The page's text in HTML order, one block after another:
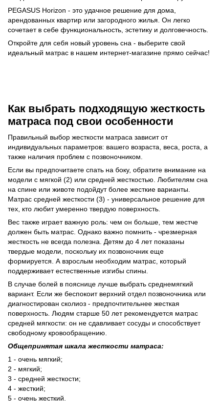
PEGASUS Horizon - это удачное решение для дома,
арендованных квартир или загородного жилья. Он легко
сочетает в себе функциональность, эстетику и долговечность.
Откройте для себя новый уровень сна - выберите свой
идеальный матрас в нашем интернет-магазине прямо сейчас!
Как выбрать подходящую жесткость
матраса под свои особенности
Правильный выбор жесткости матраса зависит от
индивидуальных параметров: вашего возраста, веса, роста, а
также наличия проблем с позвоночником.
Если вы предпочитаете спать на боку, обратите внимание на
модели с мягкой (2) или средней жесткостью. Любителям сна
на спине или животе подойдут более жесткие варианты.
Матрас средней жесткости (3) - универсальное решение для
тех, кто любит умеренно твердую поверхность.
Вес также играет важную роль: чем он больше, тем жестче
должен быть матрас. Однако важно помнить - чрезмерная
жесткость не всегда полезна. Детям до 4 лет показаны
твердые модели, поскольку их позвоночник еще
формируется. А взрослым необходим матрас, который
поддерживает естественные изгибы спины.
В случае болей в пояснице лучше выбрать среднемягкий
вариант. Если же беспокоит верхний отдел позвоночника или
диагностирован сколиоз - предпочтительнее жесткая
поверхность. Людям старше 50 лет рекомендуется матрас
средней мягкости: он не сдавливает сосуды и способствует
свободному кровообращению.
Общепринятая шкала жесткости матраса:
1 - очень мягкий;
2 - мягкий;
3 - средней жесткости;
4 - жесткий;
5 - очень жесткий.